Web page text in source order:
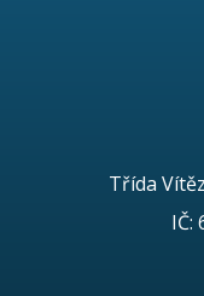
Třída
IČ: